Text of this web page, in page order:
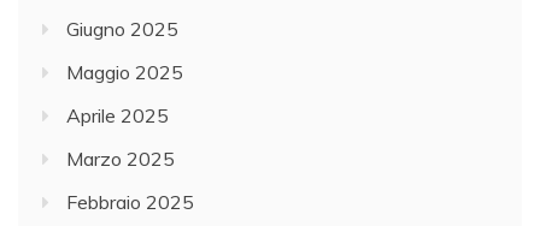
Giugno 2025
Maggio 2025
Aprile 2025
Marzo 2025
Febbraio 2025